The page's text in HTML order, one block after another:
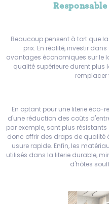
Beaucoup pensent à tort que
prix. En réalité, investir
avantages économiques sur le
qualité supérieure durent plus
remplacer
En optant pour une literie éco-
d'une réduction des coûts
par exemple, sont plus
donc offrir des draps de qualité
usure rapide. Enfin, les
utilisés dans la literie durable,
d'hôtes